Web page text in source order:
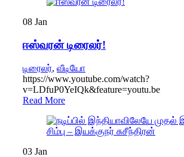
08 Jan
ஈஸ்வரன் டிரைலர்!
டிரைலர், வீடியோ
https://www.youtube.com/watch?
v=LDfuP0YeIQk&feature=youtu.be
Read More
03 Jan